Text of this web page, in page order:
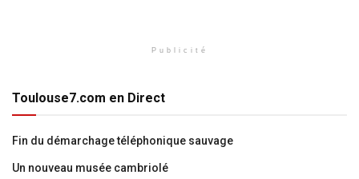
Publicité
Toulouse7.com en Direct
Fin du démarchage téléphonique sauvage
Un nouveau musée cambriolé